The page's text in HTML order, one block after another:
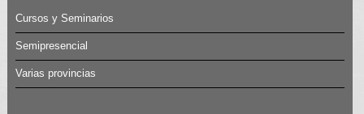
Cursos y Seminarios
Semipresencial
Varias provincias